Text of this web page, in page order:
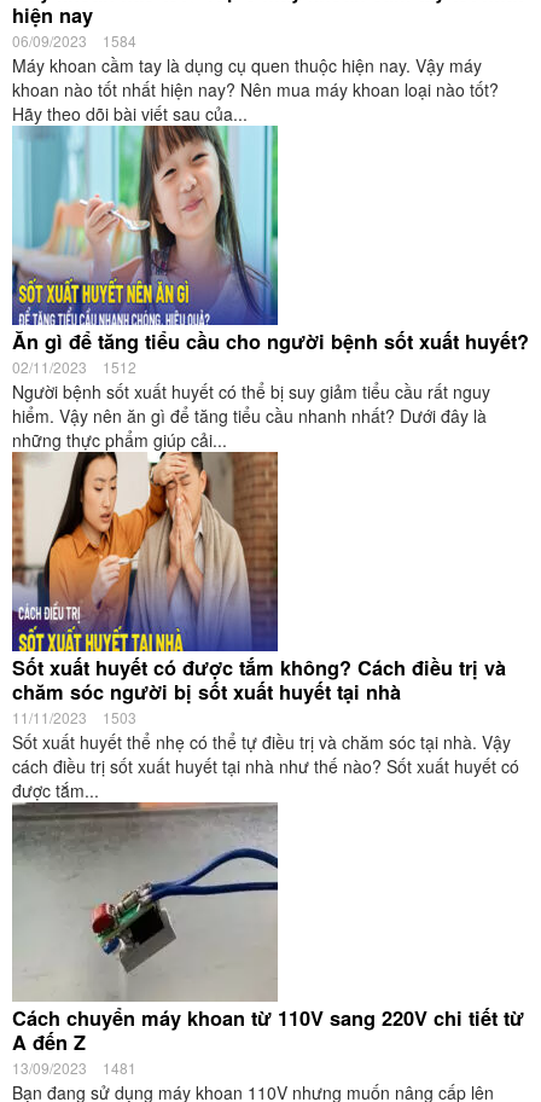
hiện nay
06/09/2023 1584
Máy khoan cầm tay là dụng cụ quen thuộc hiện nay. Vậy máy
khoan nào tốt nhất hiện nay? Nên mua máy khoan loại nào tốt?
Hãy theo dõi bài viết sau của...
Ăn gì để tăng tiểu cầu cho người bệnh sốt xuất huyết?
02/11/2023 1512
Người bệnh sốt xuất huyết có thể bị suy giảm tiểu cầu rất nguy
hiểm. Vậy nên ăn gì để tăng tiểu cầu nhanh nhất? Dưới đây là
những thực phẩm giúp cải...
Sốt xuất huyết có được tắm không? Cách điều trị và
chăm sóc người bị sốt xuất huyết tại nhà
11/11/2023 1503
Sốt xuất huyết thể nhẹ có thể tự điều trị và chăm sóc tại nhà. Vậy
cách điều trị sốt xuất huyết tại nhà như thế nào? Sốt xuất huyết có
được tắm...
Cách chuyển máy khoan từ 110V sang 220V chi tiết từ
A đến Z
13/09/2023 1481
Bạn đang sử dụng máy khoan 110V nhưng muốn nâng cấp lên